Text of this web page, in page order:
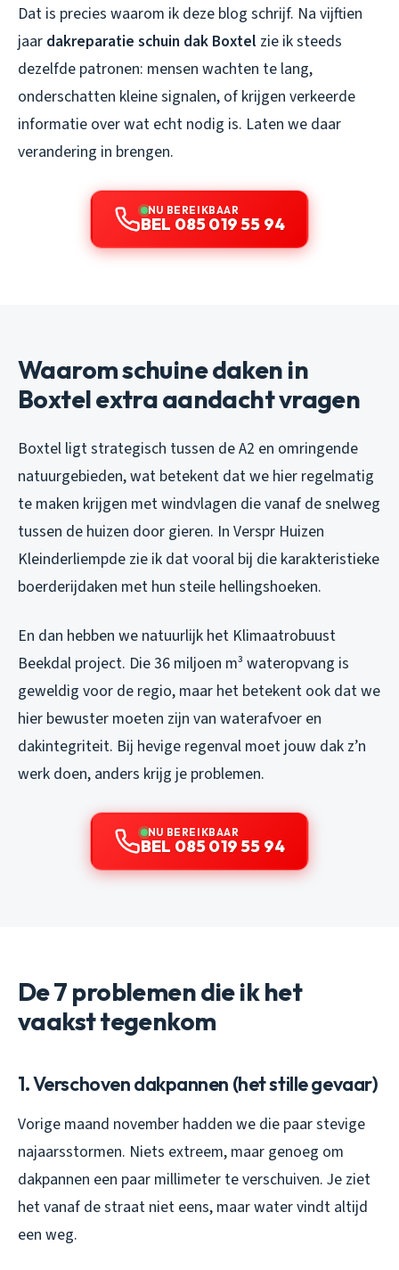
Dat is precies waarom ik deze blog schrijf. Na vijftien
jaar dakreparatie schuin dak Boxtel zie ik steeds
dezelfde patronen: mensen wachten te lang,
onderschatten kleine signalen, of krijgen verkeerde
informatie over wat echt nodig is. Laten we daar
verandering in brengen.
NU BEREIKBAAR
BEL 085 019 55 94
Waarom schuine daken in
Boxtel extra aandacht vragen
Boxtel ligt strategisch tussen de A2 en omringende
natuurgebieden, wat betekent dat we hier regelmatig
te maken krijgen met windvlagen die vanaf de snelweg
tussen de huizen door gieren. In Verspr Huizen
Kleinderliempde zie ik dat vooral bij die karakteristieke
boerderijdaken met hun steile hellingshoeken.
En dan hebben we natuurlijk het Klimaatrobuust
Beekdal project. Die 36 miljoen m³ wateropvang is
geweldig voor de regio, maar het betekent ook dat we
hier bewuster moeten zijn van waterafvoer en
dakintegriteit. Bij hevige regenval moet jouw dak z’n
werk doen, anders krijg je problemen.
NU BEREIKBAAR
BEL 085 019 55 94
De 7 problemen die ik het
vaakst tegenkom
1. Verschoven dakpannen (het stille gevaar)
Vorige maand november hadden we die paar stevige
najaarsstormen. Niets extreem, maar genoeg om
dakpannen een paar millimeter te verschuiven. Je ziet
het vanaf de straat niet eens, maar water vindt altijd
een weg.